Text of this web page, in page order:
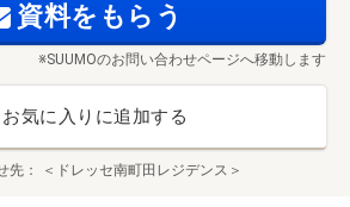
資料をもらう
※SUUMOのお問い合わせページへ移動します
お気に入りに追加する
先 ＜ドレッセ南町田レジデンス＞